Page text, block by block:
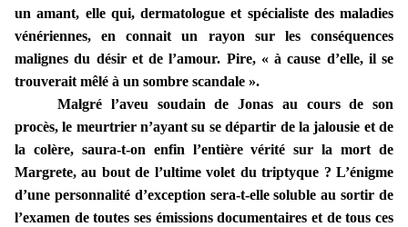
un amant, elle qui, dermatologue et spécialiste des maladies
vénériennes, en connait un rayon sur les conséquences
malignes du désir et de l’amour. Pire, « à cause d’elle, il se
trouverait mêlé à un sombre scandale ».
Malgré l’aveu soudain de Jonas au cours de son
procès, le meurtrier n’ayant su se départir de la jalousie et de
la colère, saura-t-on enfin l’entière vérité sur la mort de
Margrete, au bout de l’ultime volet du triptyque ? L’énigme
d’une personnalité d’exception sera-t-elle soluble au sortir de
l’examen de toutes ses émissions documentaires et de tous ces